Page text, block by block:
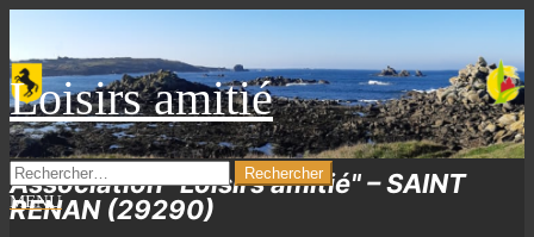
the
content
Loisirs amitié
Association "Loisirs amitié" – SAINT
RENAN (29290)
RECHERCHER :
MENU